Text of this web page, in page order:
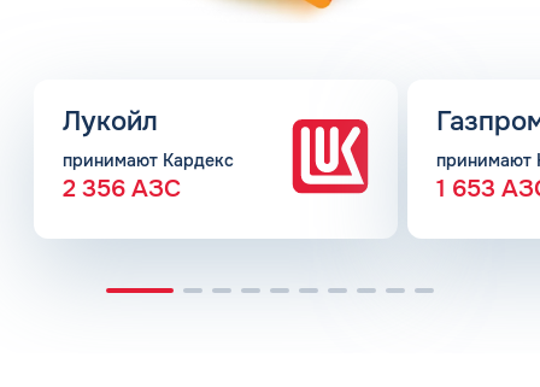
Лукойл
принимают Кардекс
2 356 АЗС
принимают
1 653